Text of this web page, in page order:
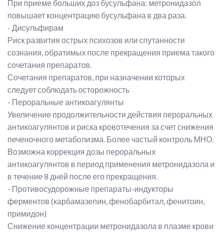
При приеме больших доз бусульфана: метронидазол
повышает концентрацию бусульфана в два раза.
- Дисульфирам
Риск развития острых психозов или спутанности
сознания, обратимых после прекращения приема такого
сочетания препаратов.
Сочетания препаратов, при назначении которых
следует соблюдать осторожность
- Пероральные антикоагулянты
Увеличение продолжительности действия пероральных
антикоагулянтов и риска кровотечения за счет снижения
печеночного метаболизма. Более частый контроль МНО.
Возможна коррекция дозы пероральных
антикоагулянтов в период применения метронидазола и
в течение 8 дней после его прекращения.
- Противосудорожные препараты-индукторы
ферментов (карбамазепин, фенобарбитал, фенитоин,
примидон)
Снижение концентрации метронидазола в плазме крови